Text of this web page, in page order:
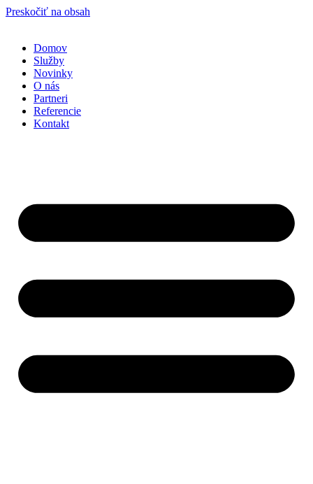
Preskočiť na obsah
Domov
Služby
Novinky
O nás
Partneri
Referencie
Kontakt